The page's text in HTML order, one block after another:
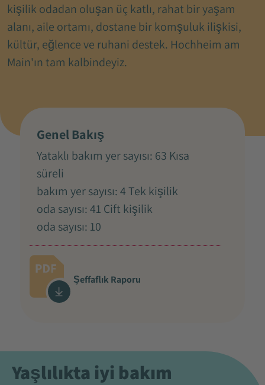
kişilik odadan oluşan üç katlı, rahat bir yaşam
alanı, aile ortamı, dostane bir komşuluk ilişkisi,
kültür, eğlence ve ruhani destek. Hochheim am
Main'ın tam kalbindeyiz.
Genel Bakış
Yataklı bakım yer sayısı: 63 Kısa
süreli
bakım yer sayısı: 4 Tek kişilik
oda sayısı: 41 Çift kişilik
oda sayısı: 10
Şeffaflık Raporu
Yaşlılıkta iyi bakım